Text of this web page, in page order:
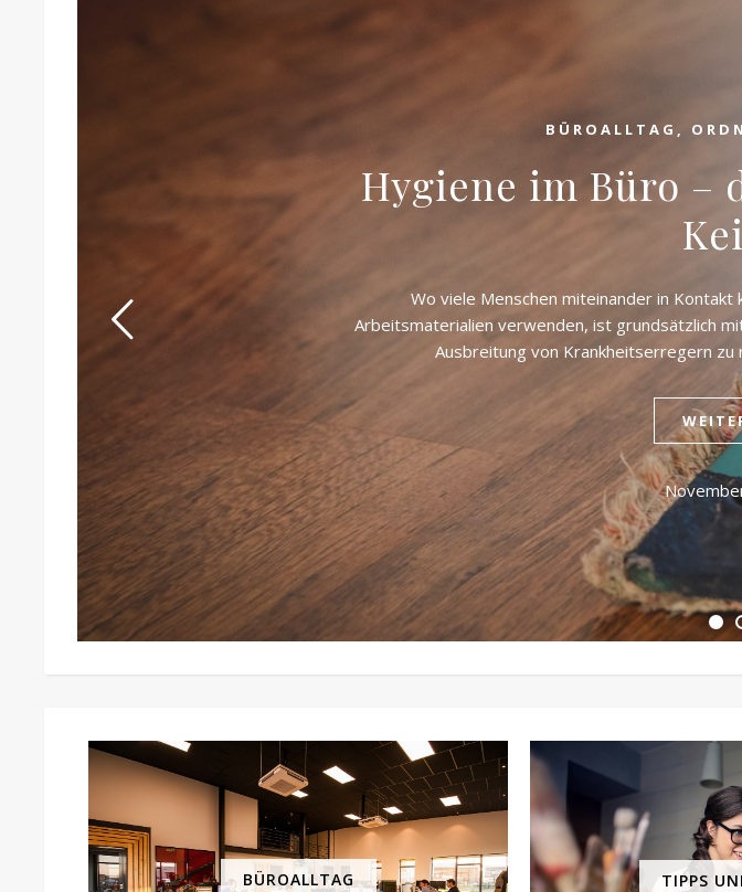
BÜROALLTAG ,
Hygiene im Büro –
Wo viele Menschen miteinander in
Arbeitsmaterialien verwenden, ist grundsätzlich
Ausbreitung von Krankheitserregern
BÜROALLTAG TIPPS